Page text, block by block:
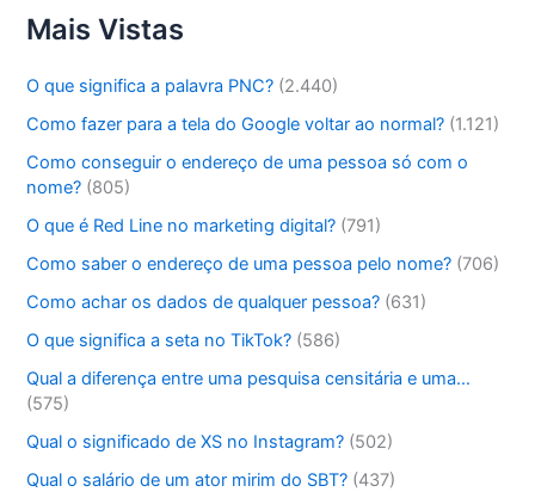
Mais Vistas
O que significa a palavra PNC? (2.440)
Como fazer para a tela do Google voltar ao normal? (1.121)
Como conseguir o endereço de uma pessoa só com o
nome? (805)
O que é Red Line no marketing digital? (791)
Como saber o endereço de uma pessoa pelo nome? (706)
Como achar os dados de qualquer pessoa? (631)
O que significa a seta no TikTok? (586)
Qual a diferença entre uma pesquisa censitária e uma…
(575)
Qual o significado de XS no Instagram? (502)
Qual o salário de um ator mirim do SBT? (437)